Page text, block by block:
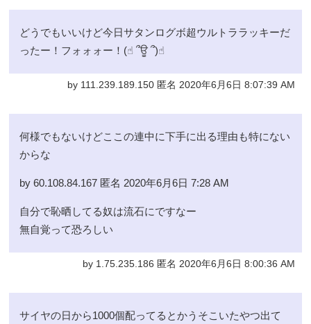
どうでもいいけど今日サタンログボ超ウルトララッキーだ
ったー！フォォォー！(☝︎ ՞ਊ ՞)☝︎
by 111.239.189.150 匿名 2020年6月6日 8:07:39 AM
何様でもないけどここの連中に下手に出る理由も特にない
からな
by 60.108.84.167 匿名 2020年6月6日 7:28 AM
自分で恥晒してる奴は流石にですなー
無自覚って恐ろしい
by 1.75.235.186 匿名 2020年6月6日 8:00:36 AM
サイヤの日から1000個配ってるとかうそこいたやつ出て